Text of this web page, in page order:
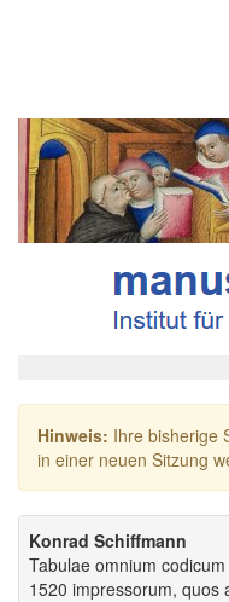
Hinweis: Ihre bisherige
in einer neuen Sitzung
Konrad Schiffmann
Tabulae omnium
1520 impressorum, quos